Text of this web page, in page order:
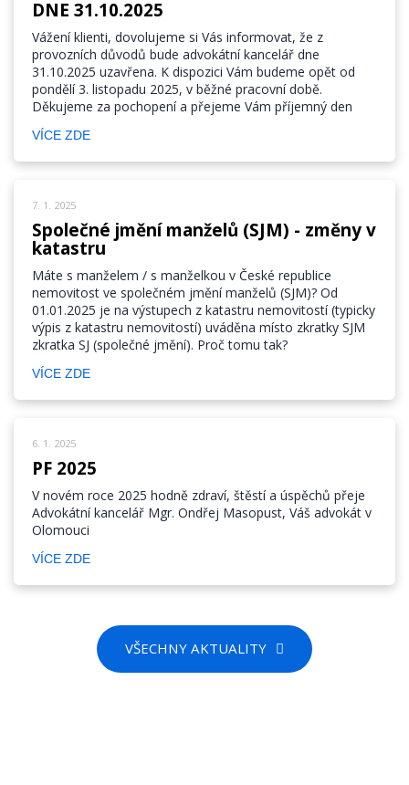
DNE 31.10.2025
Vážení klienti, dovolujeme si Vás informovat, že z
provozních důvodů bude advokátní kancelář dne
31.10.2025 uzavřena. K dispozici Vám budeme opět od
pondělí 3. listopadu 2025, v běžné pracovní době.
Děkujeme za pochopení a přejeme Vám příjemný den
VÍCE ZDE
7. 1. 2025
Společné jmění manželů (SJM) - změny v
katastru
Máte s manželem / s manželkou v České republice
nemovitost ve společném jmění manželů (SJM)? Od
01.01.2025 je na výstupech z katastru nemovitostí (typicky
výpis z katastru nemovitostí) uváděna místo zkratky SJM
zkratka SJ (společné jmění). Proč tomu tak?
VÍCE ZDE
6. 1. 2025
PF 2025
V novém roce 2025 hodně zdraví, štěstí a úspěchů přeje
Advokátní kancelář Mgr. Ondřej Masopust, Váš advokát v
Olomouci
VÍCE ZDE
VŠECHNY AKTUALITY